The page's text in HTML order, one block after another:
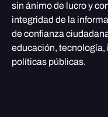
sin ánimo de lucro y
integridad de la
de confianza
educación,
políticas públicas.